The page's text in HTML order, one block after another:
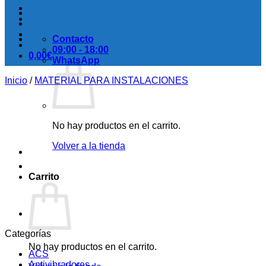
0,00€
No hay productos en el carrito.
Volver a la tienda
Carrito
No hay productos en el carrito.
Contacto
09:00 - 18:00
WhatsApp
Inicio / MATERIAL PARA INSTALACIONES
Categorías
ACS